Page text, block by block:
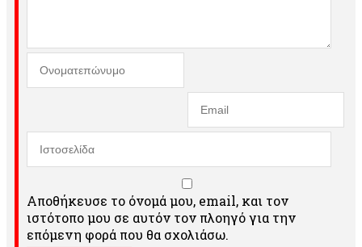
Αποθήκευσε το όνομά μου, email, και τον
ιστότοπο μου σε αυτόν τον πλοηγό για την
επόμενη φορά που θα σχολιάσω.